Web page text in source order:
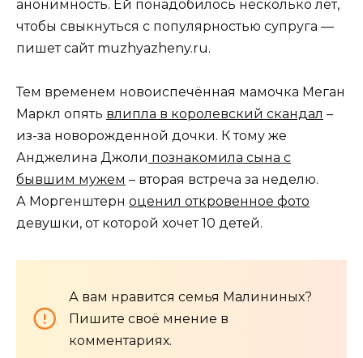
анонимность. Ей понадобилось несколько лет,
чтобы свыкнуться с популярностью супруга —
пишет сайт muzhyazheny.ru.
Тем временем новоиспечённая мамочка Меган
Маркл опять влипла в королевский скандал –
из-за новорожденной дочки. К тому же
Анджелина Джоли познакомила сына с
бывшим мужем – вторая встреча за неделю.
А Моргенштерн оценил откровенное фото
девушки, от которой хочет 10 детей.
А вам нравится семья Малининых?
Пишите своё мнение в
комментариях.